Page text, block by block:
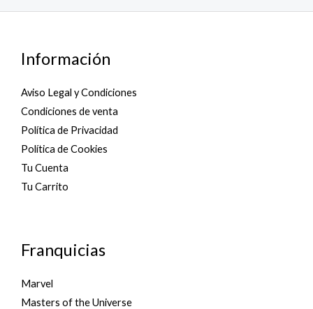
Información
Aviso Legal y Condiciones
Condiciones de venta
Política de Privacidad
Política de Cookies
Tu Cuenta
Tu Carrito
Franquicias
Marvel
Masters of the Universe